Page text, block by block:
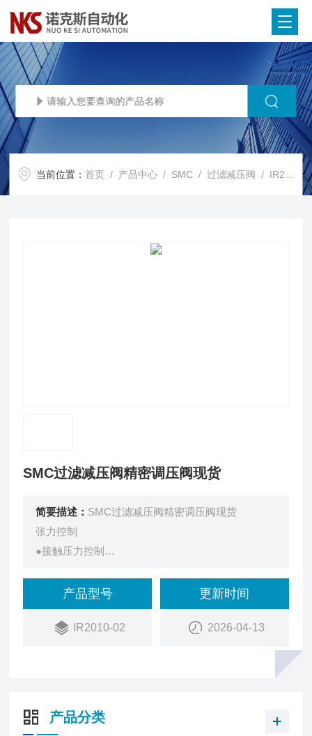
当前位置：首页 / 产品中心 / SMC /过滤减压阀 / IR2010-02SMC过滤减压阀精密调压阀现货
SMC过滤减压阀精密调压阀现货
简要描述： SMC过滤减压阀精密调压阀现货
张力控制
●接触压力控制
●重复精度：±0.5%F.S.以内
产品型号
IR2010-02
更新时间
2026-04-13
产品分类